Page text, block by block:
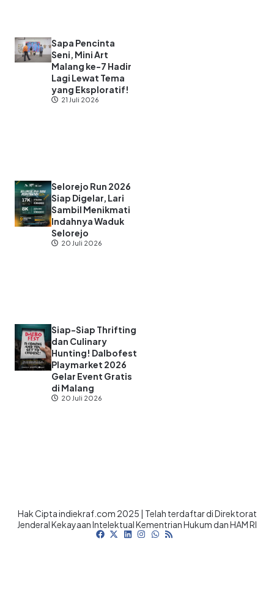
Sapa Pencinta
Seni, Mini Art
Malang ke-7 Hadir
Lagi Lewat Tema
yang Eksploratif!
21 Juli 2026
Selorejo Run 2026
Siap Digelar, Lari
Sambil Menikmati
Indahnya Waduk
Selorejo
20 Juli 2026
Siap-Siap Thrifting
dan Culinary
Hunting! Dalbofest
Playmarket 2026
Gelar Event Gratis
di Malang
20 Juli 2026
Hak Cipta indiekraf.com 2025 | Telah terdaftar di Direktorat
Jenderal Kekayaan Intelektual Kementrian Hukum dan HAM RI